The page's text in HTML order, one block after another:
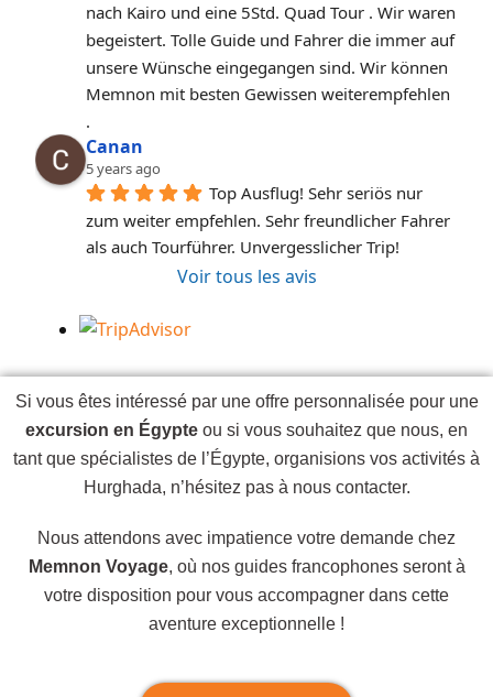
nach Kairo und eine 5Std. Quad Tour . Wir waren
begeistert. Tolle Guide und Fahrer die immer auf
unsere Wünsche eingegangen sind. Wir können
Memnon mit besten Gewissen weiterempfehlen
.
Canan
5 years ago
Top Ausflug! Sehr seriös nur
zum weiter empfehlen. Sehr freundlicher Fahrer
als auch Tourführer. Unvergesslicher Trip!
Voir tous les avis
Si vous êtes intéressé par une offre personnalisée pour une
excursion en Égypte ou si vous souhaitez que nous, en
tant que spécialistes de l’Égypte, organisions vos activités à
Hurghada, n’hésitez pas à nous contacter.
Nous attendons avec impatience votre demande chez
Memnon Voyage, où nos guides francophones seront à
votre disposition pour vous accompagner dans cette
aventure exceptionnelle !